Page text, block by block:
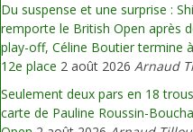
Du suspense et une surprise :
remporte le British Open après
play-off, Céline Boutier termine
12e place 2 août 2026 Arnaud
Seulement deux pars en 18
carte de Pauline Roussin-